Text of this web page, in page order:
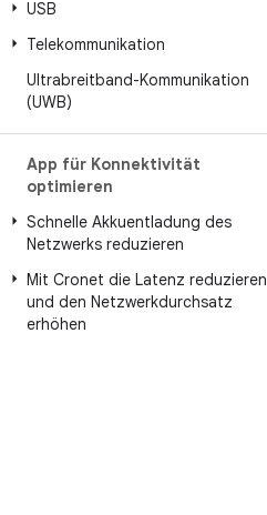
USB
Telekommunikation
Ultrabreitband-Kommunikation
(UWB)
App für Konnektivität
optimieren
Schnelle Akkuentladung des
Netzwerks reduzieren
Mit Cronet die Latenz reduzieren
und den Netzwerkdurchsatz
erhöhen